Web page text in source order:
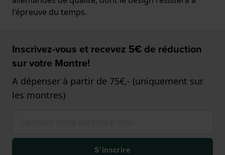
l'épreuve du temps.
Inscrivez-vous et recevez 5€ de réduction
sur votre Montre!
A dépenser à partir de 75€,- (uniquement sur
les montres)
S'inscrire